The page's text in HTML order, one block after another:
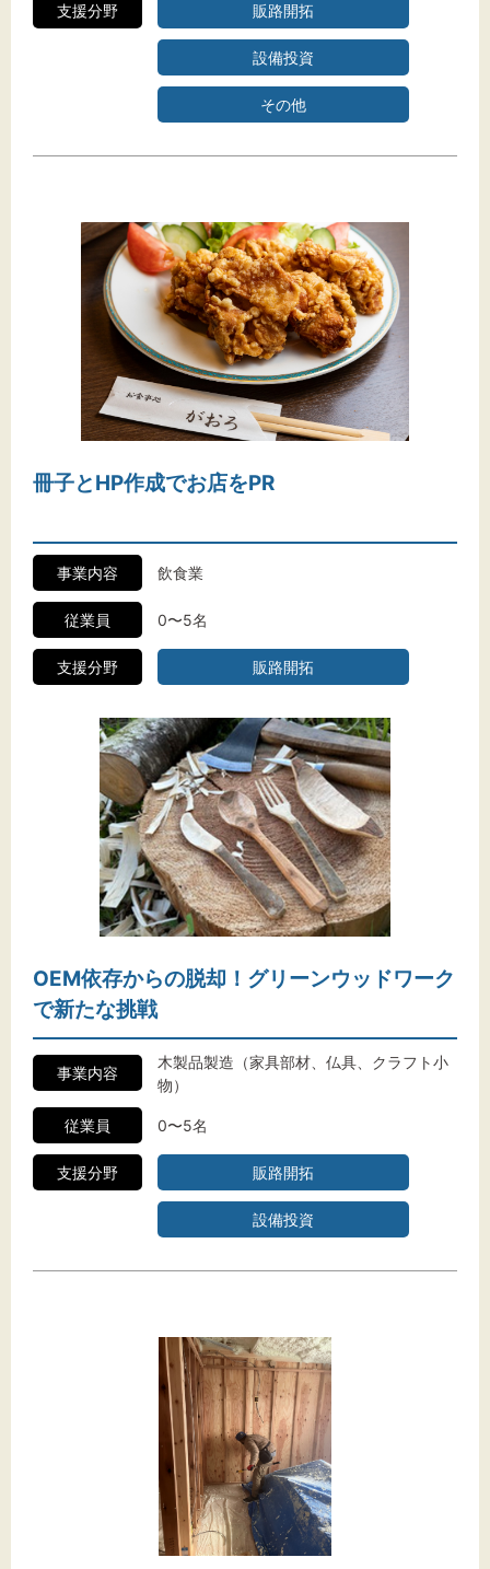
支援分野 販路開拓
設備投資
その他
冊子とHP作成でお店をPR
事業内容 飲食業
従業員 0〜5名
支援分野 販路開拓
OEM依存からの脱却！グリーンウッドワーク
で新たな挑戦
事業内容
木製品製造（家具部材、仏具、クラフト小
物）
従業員 0〜5名
支援分野 販路開拓
設備投資